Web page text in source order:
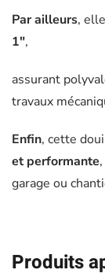
Par ailleurs,
1″,
assurant
travaux
Enfin, cette
et performante
garage ou
Produits